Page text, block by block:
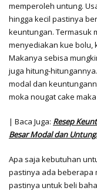
memperoleh untung.
hingga kecil pastinya
keuntungan. Termasuk
menyediakan kue bolu,
Makanya sebisa
juga hitung-
modal dan
moka nougat cake
| Baca Juga: Resep
Besar Modal dan
Apa saja kebutuhan
pastinya ada beberapa
pastinya untuk beli